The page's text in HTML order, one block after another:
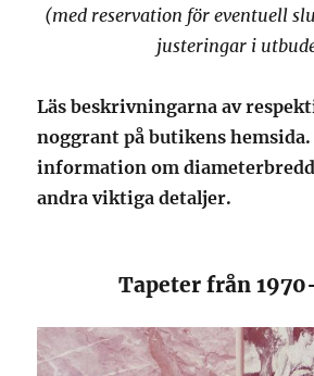
(med reservation för eventuell
justeringar i
Läs beskrivningarna av
noggrant på butikens
information om
andra viktiga detaljer.
Tapeter från